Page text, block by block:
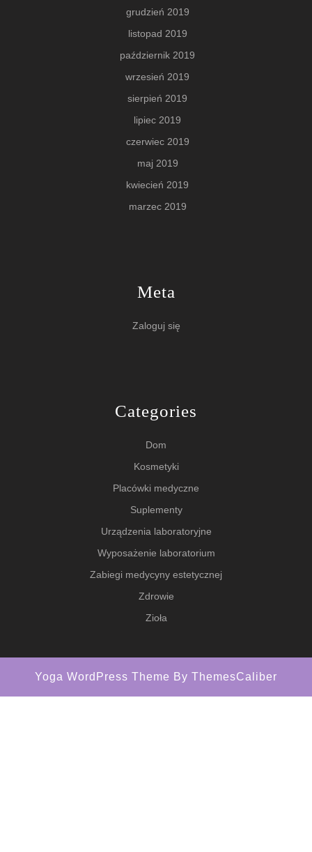
grudzień 2019
listopad 2019
październik 2019
wrzesień 2019
sierpień 2019
lipiec 2019
czerwiec 2019
maj 2019
kwiecień 2019
marzec 2019
Meta
Zaloguj się
Categories
Dom
Kosmetyki
Placówki medyczne
Suplementy
Urządzenia laboratoryjne
Wyposażenie laboratorium
Zabiegi medycyny estetycznej
Zdrowie
Zioła
Yoga WordPress Theme By ThemesCaliber